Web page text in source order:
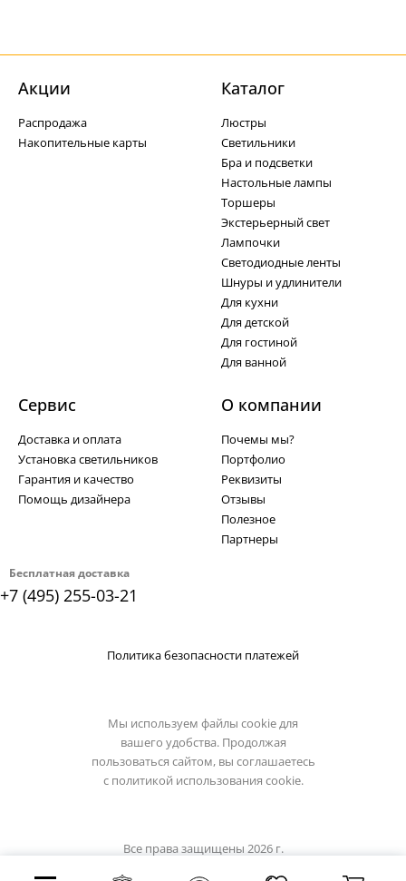
Бесплатная доставка
+7 (495) 255-03-21
Акции
Распродажа
Накопительные карты
Каталог
Люстры
Светильники
Бра и подсветки
Настольные лампы
Торшеры
Экстерьерный свет
Лампочки
Светодиодные ленты
Шнуры и удлинители
Для кухни
Для детской
Для гостиной
Для ванной
Сервис
Доставка и оплата
Установка светильников
Гарантия и качество
Помощь дизайнера
О компании
Почемы мы?
Портфолио
Реквизиты
Отзывы
Полезное
Партнеры
Политика безопасности платежей
Мы используем файлы cookie для
вашего удобства. Продолжая
пользоваться сайтом, вы соглашаетесь
с политикой использования cookie.
Все права защищены 2026 г.